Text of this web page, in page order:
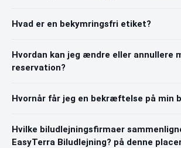
Hvad er en bekymringsfri etiket?
Hvordan kan jeg ændre eller annullere
reservation?
Hvornår får jeg en bekræftelse på min
Hvilke biludlejningsfirmaer
EasyTerra Biludlejning? på denne